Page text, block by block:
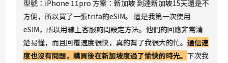
型號：iPhone 11pro 方案：新加坡 到達新加坡15天還是不
方便，所以買了一張trifa的eSIM。 這是我第一次使用
eSIM，所以用線上客服詢問設定方法。他們的回應非常清
楚易懂，而且回覆速度很快，真的幫了我很大的忙。 通信速
度也沒有問題，購買後在新加坡度過了愉快的時光。 下次我